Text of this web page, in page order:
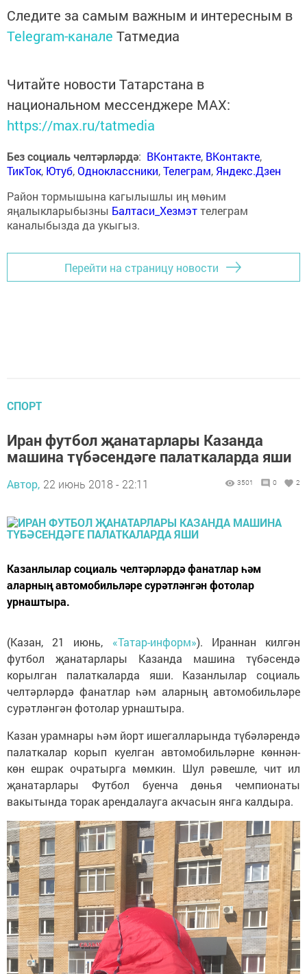
Следите за самым важным и интересным в
Telegram-канале Татмедиа
Читайте новости Татарстана в
национальном мессенджере MАХ:
https://max.ru/tatmedia
Без социаль челтәрләрдә: ВКонтакте, ВКонтакте,
ТикТок, Ютуб,Одноклассники,Телеграм, Яндекс.Дзен
Район тормышына кагылышлы иң мөһим
яңалыкларыбызны Балтаси_Хезмэттелеграм
каналыбызда да укыгыз.
Перейти на страницу новости
СПОРТ
Иран футбол җанатарлары Казанда
машина түбәсендәге палаткаларда яши
Автор, 22 июнь 2018 - 22:11 3501 0 2
Казанлылар социаль челтәрләрдә фанатлар һәм
аларның автомобильләре сурәтләнгән фотолар
урнаштыра.
(Казан, 21 июнь, «Татар-информ»). Ираннан килгән
футбол җанатарлары Казанда машина түбәсендә
корылган палаткаларда яши. Казанлылар социаль
челтәрләрдә фанатлар һәм аларның автомобильләре
сурәтләнгән фотолар урнаштыра.
Казан урамнары һәм йорт ишегалларында түбәләрендә
палаткалар корып куелган автомобильләрне көннән-
көн ешрак очратырга мөмкин. Шул рәвешле, чит ил
җанатарлары Футбол буенча дөнья чемпионаты
вакытында торак арендалауга акчасын янга калдыра.